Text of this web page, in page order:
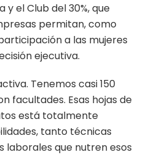
el Club del 30%, que
permitan, como
a las mujeres
ejecutiva.
Tenemos casi 150
facultades. Esas hojas de
está totalmente
tanto técnicas
laborales que nutren esos